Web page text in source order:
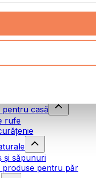
casă
rufe
și săpunuri
produse pentru păr